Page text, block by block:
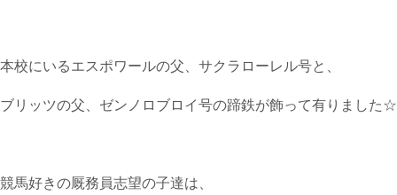
本校にいるエスポワールの父、サクラローレル号と、
ブリッツの父、ゼンノロブロイ号の蹄鉄が飾って有りました☆
競馬好きの厩務員志望の子達は、